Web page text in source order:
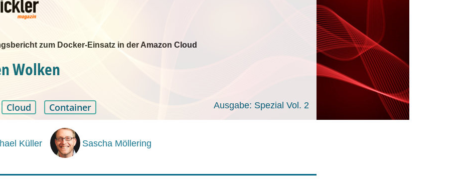
zum Docker-Einsatz in der Amazon Cloud
Wolken
Cloud Container Ausgabe: Spezial Vol. 2
Küller Sascha Möllering